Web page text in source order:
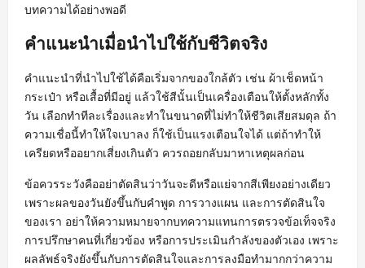
บทความได้อย่างพอดี
คำแนะนำเมื่อนำไปใช้กับชีวิตจริง
คำแนะนำที่นำไปใช้ได้คือเริ่มจากของใกล้ตัว เช่น ผ้าเช็ดหน้า
กระเป๋า หรือเสื้อที่มีอยู่ แล้วใช้สีนั้นเป็นเครื่องเตือนให้ตั้งหลักทั้ง
วัน เลือกทำทีละเรื่องและทำในขนาดที่ไม่ทำให้ชีวิตเสียสมดุล ถ้า
ความเชื่อนี้ทำให้ใจเบาลง ก็ใช้เป็นแรงเตือนใจได้ แต่ถ้าทำให้
เครียดหรืออยากเสี่ยงเกินตัว ควรถอยกลับมาหาเหตุผลก่อน
ข้อควรระวังคืออย่าตัดสินว่าวันจะดีหรือแย่จากสีเพียงอย่างเดียว
เพราะผลของวันยังขึ้นกับคำพูด การวางแผน และการตัดสินใจ
ของเรา อย่าให้ความหมายจากบทความแทนการตรวจข้อเท็จจริง
การปรึกษาคนที่เกี่ยวข้อง หรือการประเมินกำลังของตัวเอง เพราะ
ผลลัพธ์จริงยังขึ้นกับการตัดสินใจและการลงมือทำมากกว่าความ